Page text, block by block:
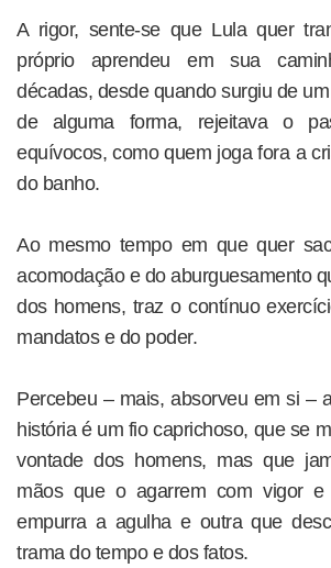
A rigor, sente-se que Lula quer
próprio aprendeu em sua
décadas, desde quando surgiu de
de alguma forma, rejeitava o
equívocos, como quem joga fora a
do banho.
Ao mesmo tempo em que quer
acomodação e do aburguesamento
dos homens, traz o contínuo
mandatos e do poder.
Percebeu – mais, absorveu em si –
história é um fio caprichoso, que se
vontade dos homens, mas que
mãos que o agarrem com vigor
empurra a agulha e outra que
trama do tempo e dos fatos.